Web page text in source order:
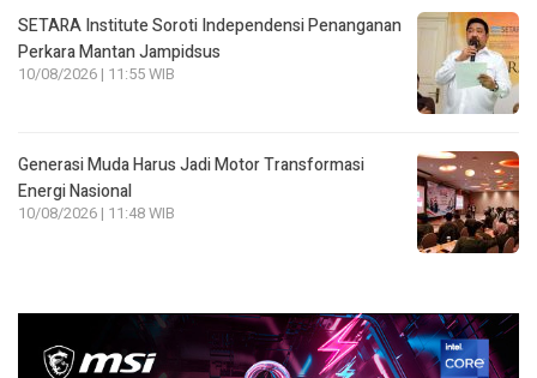
SETARA Institute Soroti Independensi Penanganan
Perkara Mantan Jampidsus
10/08/2026 | 11:55 WIB
Generasi Muda Harus Jadi Motor Transformasi
Energi Nasional
10/08/2026 | 11:48 WIB